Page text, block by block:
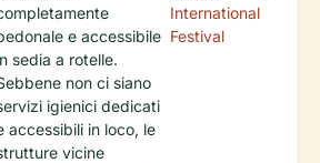
e accessibile
sedia a rotelle.
non ci siano
igienici dedicati
accessibili in loco, le
vicine
International
Festival